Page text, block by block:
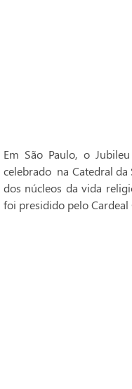
Em São Paulo, o
celebrado na Catedral da
dos núcleos da vida
foi presidido pelo Cardeal